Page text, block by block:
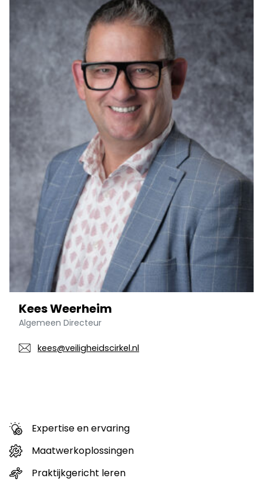
Kees Weerheim
Algemeen Directeur
kees@veiligheidscirkel.nl
Expertise en ervaring
Maatwerkoplossingen
Praktijkgericht leren